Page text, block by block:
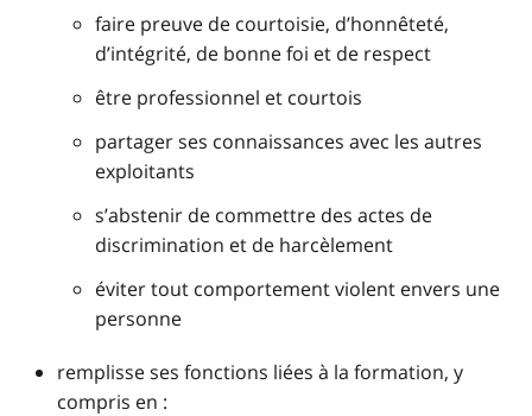
faire preuve de courtoisie, d’honnêteté,
d’intégrité, de bonne foi et de respect
être professionnel et courtois
partager ses connaissances avec les autres
exploitants
s’abstenir de commettre des actes de
discrimination et de harcèlement
éviter tout comportement violent envers une
personne
remplisse ses fonctions liées à la formation, y
compris en :